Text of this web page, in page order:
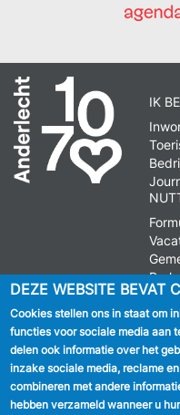
IK
DEZE WEBSITE BEVAT
Cookies stellen ons in staat om
functies voor sociale media aan
delen ook informatie over het
inzake sociale media, reclame
combineren met andere
hebben verzameld wanneer u